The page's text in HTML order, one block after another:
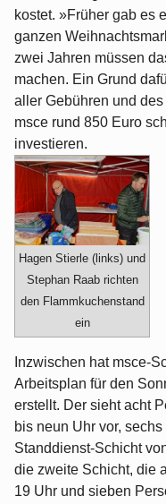
kostet. »Früher gab es
ganzen
zwei Jahren müssen
machen. Ein Grund
aller Gebühren und
msce rund 850 Euro
investieren.
Hagen Stierle (links) und
Stephan Raab richten
den Flammkuchenstand
ein
Inzwischen hat msce-
Arbeitsplan für den
erstellt. Der sieht acht
bis neun Uhr vor,
Standdienst-Schicht
die zweite Schicht, die
19 Uhr und sieben